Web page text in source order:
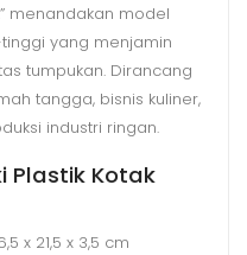
menandakan model
yang menjamin
tumpukan. Dirancang
tangga, bisnis kuliner,
industri ringan.
Plastik Kotak
x 21,5 x 3,5 cm